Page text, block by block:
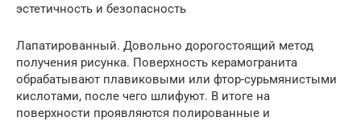
эстетичность и безопасность
Лапатированный. Довольно дорогостоящий метод
получения рисунка. Поверхность керамогранита
обрабатывают плавиковыми или фтор-сурьмянистыми
кислотами, после чего шлифуют. В итоге на
поверхности проявляются полированные и